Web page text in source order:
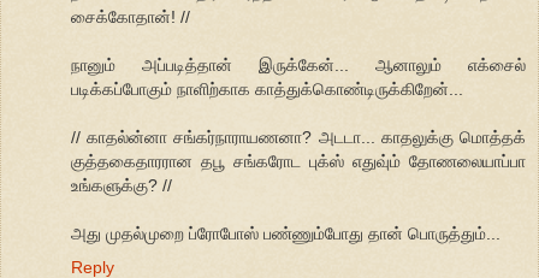
சைக்கோதான்! //
நானும் அப்படித்தான் இருக்கேன்... ஆனாலும் எக்சைல்
படிக்கப்போகும் நாளிற்காக காத்துக்கொண்டிருக்கிறேன்...
// காதல்ன்னா சங்கர்நாராயணனா? அடடா... காதலுக்கு மொத்தக்
குத்தகைதாரரான தபூ சங்கரோட புக்ஸ் எதுவு்ம் தோணலையாப்பா
உங்களுக்கு? //
அது முதல்முறை ப்ரோபோஸ் பண்ணும்போது தான் பொருத்தும்...
Reply